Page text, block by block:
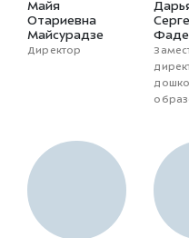
Майя
Отариевна
Майсурадзе
Директор